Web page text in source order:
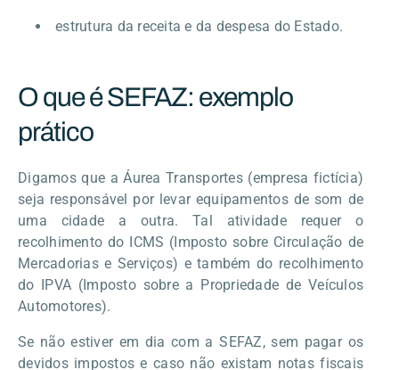
estrutura da receita e da despesa do Estado.
O que é SEFAZ: exemplo
prático
Digamos que a Áurea Transportes (empresa fictícia)
seja responsável por levar equipamentos de som de
uma cidade a outra. Tal atividade requer o
recolhimento do ICMS (Imposto sobre Circulação de
Mercadorias e Serviços) e também do recolhimento
do IPVA (Imposto sobre a Propriedade de Veículos
Automotores).
Se não estiver em dia com a SEFAZ, sem pagar os
devidos impostos e caso não existam notas fiscais